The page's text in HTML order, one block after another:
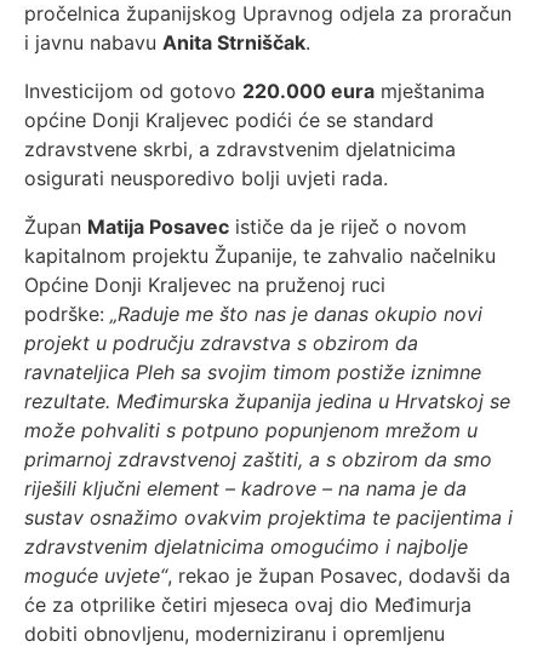
pročelnica županijskog Upravnog odjela za proračun
i javnu nabavu Anita Strniščak.
Investicijom od gotovo 220.000 eura mještanima
općine Donji Kraljevec podići će se standard
zdravstvene skrbi, a zdravstvenim djelatnicima
osigurati neusporedivo bolji uvjeti rada.
Župan Matija Posavec ističe da je riječ o novom
kapitalnom projektu Županije, te zahvalio načelniku
Općine Donji Kraljevec na pruženoj ruci
podrške: „Raduje me što nas je danas okupio novi
projekt u području zdravstva s obzirom da
ravnateljica Pleh sa svojim timom postiže iznimne
rezultate. Međimurska županija jedina u Hrvatskoj se
može pohvaliti s potpuno popunjenom mrežom u
primarnoj zdravstvenoj zaštiti, a s obzirom da smo
riješili ključni element – kadrove – na nama je da
sustav osnažimo ovakvim projektima te pacijentima i
zdravstvenim djelatnicima omogućimo i najbolje
moguće uvjete“, rekao je župan Posavec, dodavši da
će za otprilike četiri mjeseca ovaj dio Međimurja
dobiti obnovljenu, moderniziranu i opremljenu